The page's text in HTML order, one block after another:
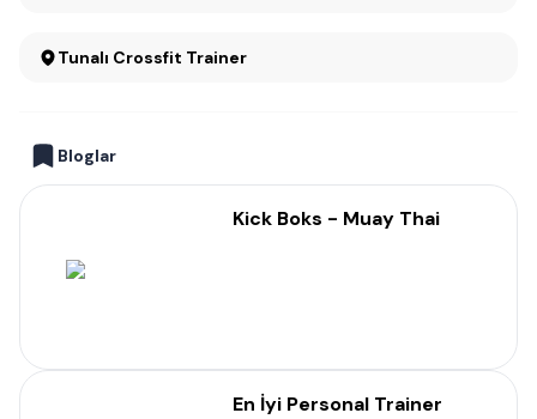
Tunalı Crossfit Trainer
Bloglar
Kick Boks - Muay Thai
En İyi Personal Trainer